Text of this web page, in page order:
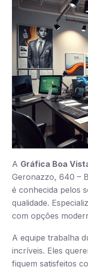
A Gráfica Boa
Geronazzo, 640 –
é conhecida pelos
qualidade.
com opções
A equipe trabalha
incríveis. Eles
fiquem satisfeitos